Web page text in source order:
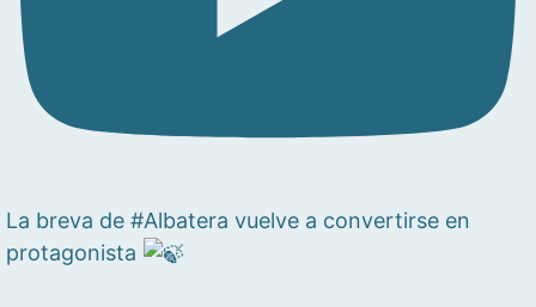
La breva de #Albatera vuelve a convertirse en
protagonista